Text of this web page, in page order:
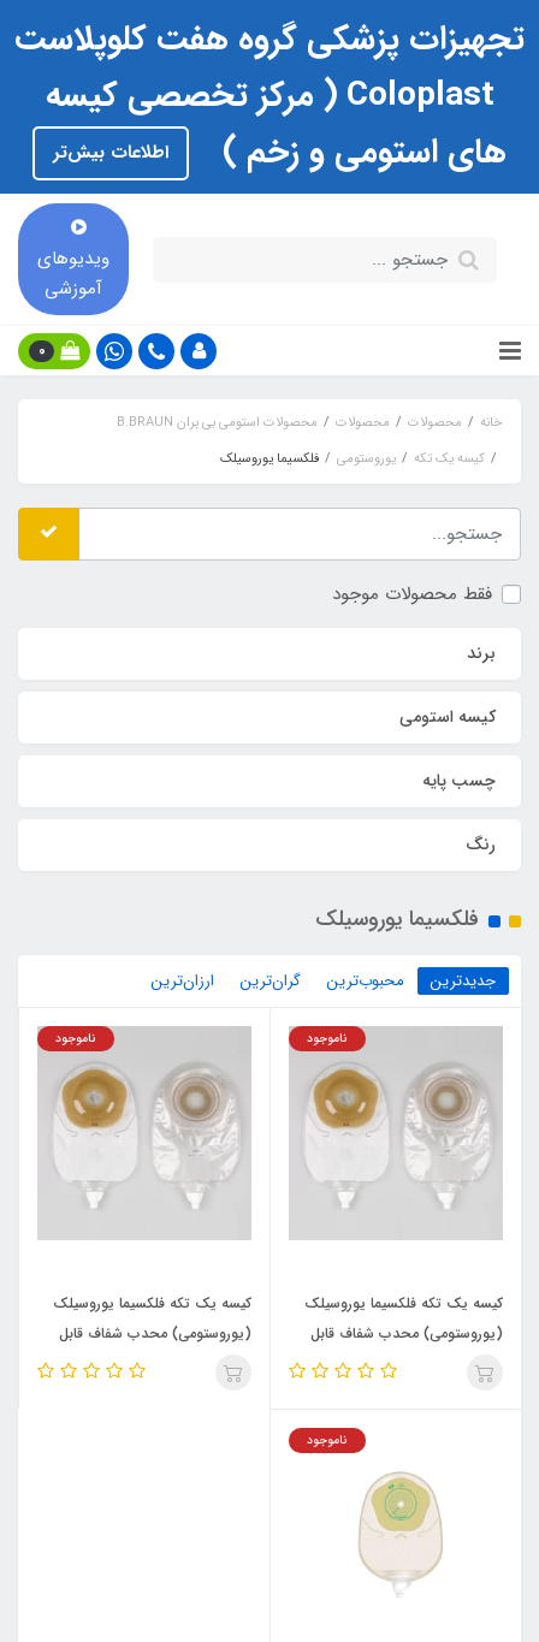
تجهیزات پزشکی گروه هفت کلوپلاست
Coloplast ( مرکز تخصصی کیسه
های استومی و زخم )
اطلاعات بیش‌تر
ویدیوهای
آموزشی
0
خانه محصولات محصولات
محصولات استومی بی بران B.BRAUN
کیسه یک تکه
یوروستومی فلکسیما یوروسیلک
فقط محصولات موجود
برند
کیسه استومی
چسب پایه
رنگ
فلکسیما یوروسیلک
جدیدترین محبوب‌ترین گران‌ترین ارزان‌ترین
ناموجود
کیسه یک تکه فلکسیما یوروسیلک
(یوروستومی) محدب شفاف قابل
برش - B.Braun - کد 44917A
ناموجود
کیسه یک تکه فلکسیما یوروسیلک
(یوروستومی) محدب شفاف قابل
برش - B.Braun - کد 44915A
ناموجود